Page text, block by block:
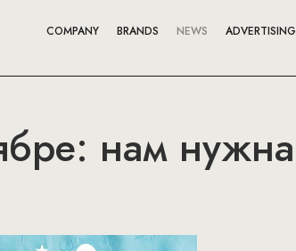
COMPANY BRANDS NEWS ADVERTISING
нам нужна